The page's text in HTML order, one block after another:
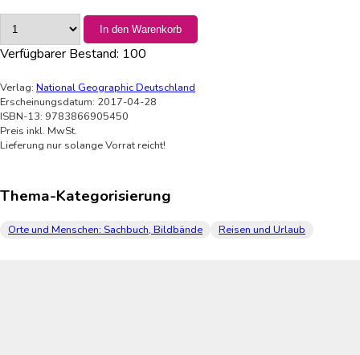
In den Warenkorb
Verfügbarer Bestand: 100
Verlag: National Geographic Deutschland
Erscheinungsdatum: 2017-04-28
ISBN-13: 9783866905450
Preis inkl. MwSt.
Lieferung nur solange Vorrat reicht!
Thema-Kategorisierung
Orte und Menschen: Sachbuch, Bildbände Reisen und Urlaub